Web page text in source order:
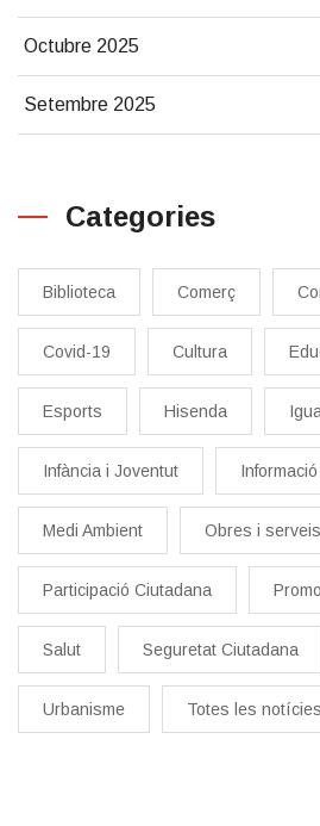
Octubre 2025
Setembre 2025
Categories
Biblioteca Comerç
Covid-19 Cultura
Esports Hisenda
Infància i Joventut
Medi Ambient Obres i serveis
Participació Ciutadana
Salut Seguretat Ciutadana
Urbanisme Totes les notícies